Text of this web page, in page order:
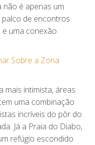
não é apenas um
palco de encontros
uma conexão
mais intimista, áreas
uma combinação
incríveis do pôr do
Já a Praia do Diabo,
refúgio escondido